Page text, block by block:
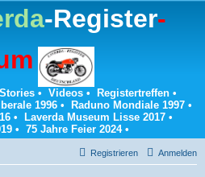
-Register-
Stories• Videos• Registertreffen•
1996• Raduno Mondiale 1997•
• Laverda Museum Lisse 2017 •
• 75 Jahre Feier 2024•
Anmelden
Registrieren